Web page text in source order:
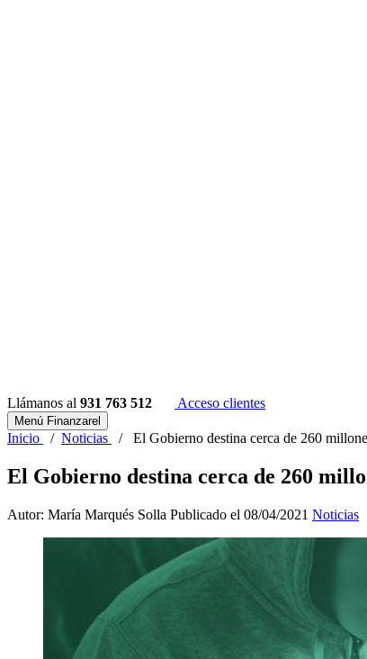
Llámanos al 931 763 512 Acceso clientes
Menú Finanzarel
Inicio / Noticias / El Gobierno destina cerca de 260
El Gobierno destina cerca de 260
Autor: María Marqués Solla Publicado el 08/04/2021 Noticias